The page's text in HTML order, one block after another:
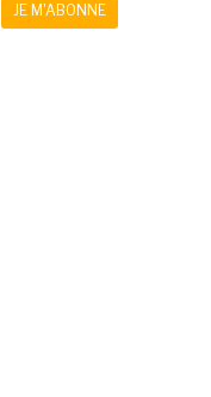
JE M'ABONNE